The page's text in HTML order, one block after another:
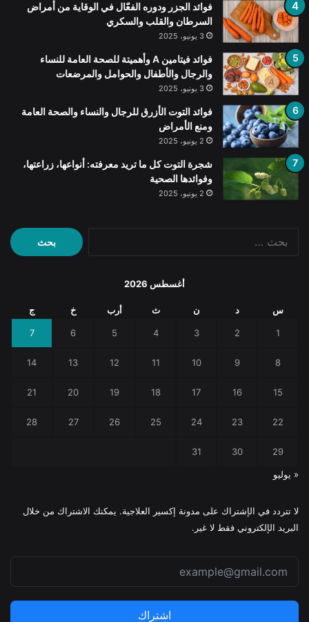
فوائد الجزر ودوره الفعّال في الوقاية من أمراض
السرطان والقلب والسكري
3 يونيو، 2025
فوائد فيتامين A وأهميتة للصحة العامة للنساء
والرجال والأطفال والحوامل والمرضعات
3 يونيو، 2025
فوائد التوت الأزرق للرجال والنساء والصحة العامة
ومنع الأمراض
2 يونيو، 2025
شجرة التوت كل ما تريد معرفته: أنواعها، زراعتها،
وفوائدها الصحية
2 يونيو، 2025
البحث
عن:
أغسطس 2026
س د ن ث أرب خ ج
1
2
3
4
5
6
7
8
9
10
11
12
13
14
15
16
17
18
19
20
21
22
23
24
25
26
27
28
29
30
31
« يوليو
لا تتردد في الإشتراك على مدونة إكسير العلاجية. يمكنك الاشتراك من خلال
البريد الإلكتروني فقط لا غير.
اشتراك